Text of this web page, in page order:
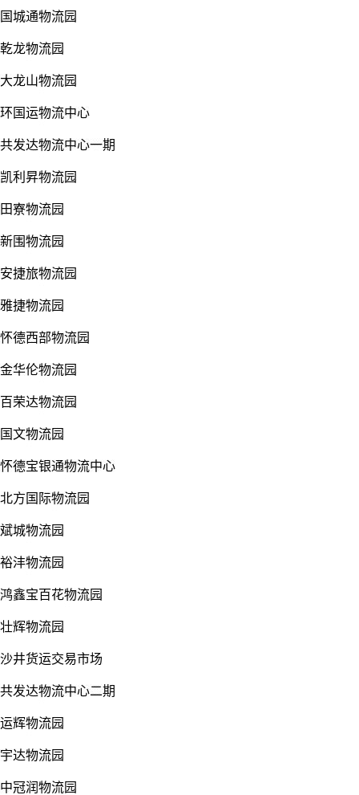
国城通物流园
乾龙物流园
大龙山物流园
环国运物流中心
共发达物流中心一期
凯利昇物流园
田寮物流园
新围物流园
安捷旅物流园
雅捷物流园
怀德西部物流园
金华伦物流园
百荣达物流园
国文物流园
怀德宝银通物流中心
北方国际物流园
斌城物流园
裕沣物流园
鸿鑫宝百花物流园
壮辉物流园
沙井货运交易市场
共发达物流中心二期
运辉物流园
宇达物流园
中冠润物流园